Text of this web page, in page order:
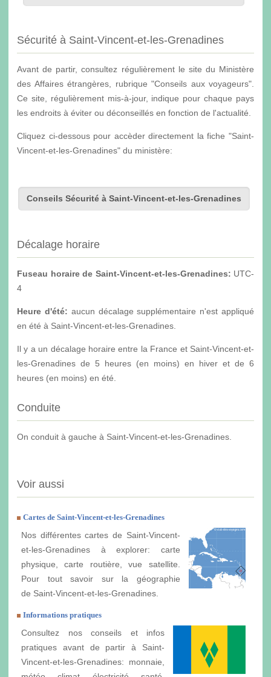
Sécurité à Saint-Vincent-et-les-Grenadines
Avant de partir, consultez régulièrement le site du Ministère
des Affaires étrangères, rubrique "Conseils aux voyageurs".
Ce site, régulièrement mis-à-jour, indique pour chaque pays
les endroits à éviter ou déconseillés en fonction de l'actualité.
Cliquez ci-dessous pour accèder directement la fiche "Saint-
Vincent-et-les-Grenadines" du ministère:
Conseils Sécurité à Saint-Vincent-et-les-Grenadines
Décalage horaire
Fuseau horaire de Saint-Vincent-et-les-Grenadines: UTC-
4
Heure d'été: aucun décalage supplémentaire n'est appliqué
en été à Saint-Vincent-et-les-Grenadines.
Il y a un décalage horaire entre la France et Saint-Vincent-et-
les-Grenadines de 5 heures (en moins) en hiver et de 6
heures (en moins) en été.
Conduite
On conduit à gauche à Saint-Vincent-et-les-Grenadines.
Voir aussi
Cartes de Saint-Vincent-et-les-Grenadines
Nos différentes cartes de Saint-Vincent-
et-les-Grenadines à explorer: carte
physique, carte routière, vue satellite.
Pour tout savoir sur la géographie
de Saint-Vincent-et-les-Grenadines.
Informations pratiques
Consultez nos conseils et infos
pratiques avant de partir à Saint-
Vincent-et-les-Grenadines: monnaie,